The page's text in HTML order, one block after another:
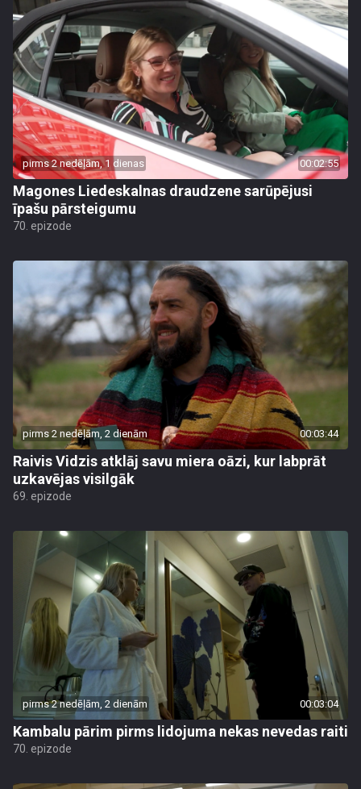
pirms 2 nedēļām, 1 dienas 00:02:55
Magones Liedeskalnas draudzene sarūpējusi
īpašu pārsteigumu
70. epizode
pirms 2 nedēļām, 2 dienām 00:03:44
Raivis Vidzis atklāj savu miera oāzi, kur labprāt
uzkavējas visilgāk
69. epizode
pirms 2 nedēļām, 2 dienām 00:03:04
Kambalu pārim pirms lidojuma nekas nevedas raiti
70. epizode